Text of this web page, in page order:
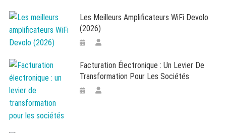
Les Meilleurs Amplificateurs WiFi Devolo
(2026)
Facturation Électronique : Un Levier De
Transformation Pour Les Sociétés